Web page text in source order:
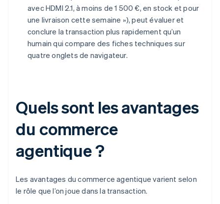
avec HDMI 2.1, à moins de 1 500 €, en stock et pour
une livraison cette semaine »), peut évaluer et
conclure la transaction plus rapidement qu’un
humain qui compare des fiches techniques sur
quatre onglets de navigateur.
Quels sont les avantages
du commerce
agentique ?
Les avantages du commerce agentique varient selon
le rôle que l’on joue dans la transaction.